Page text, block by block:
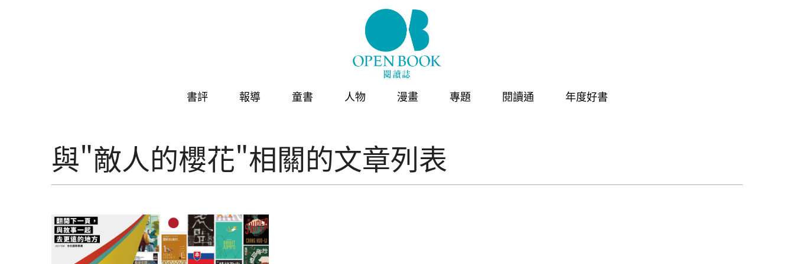
書評 報導 童書 人物 漫畫 專題 閱讀通 年度好書
與"敵人的櫻花"相關的文章列表